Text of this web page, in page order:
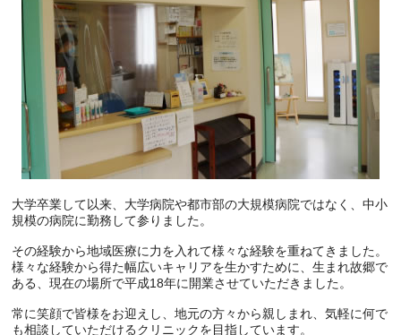
大学卒業して以来、大学病院や都市部の大規模病院ではなく、中小
規模の病院に勤務して参りました。
その経験から地域医療に力を入れて様々な経験を重ねてきました。
様々な経験から得た幅広いキャリアを生かすために、生まれ故郷で
ある、現在の場所で平成18年に開業させていただきました。
常に笑顔で皆様をお迎えし、地元の方々から親しまれ、気軽に何で
も相談していただけるクリニックを目指しています。